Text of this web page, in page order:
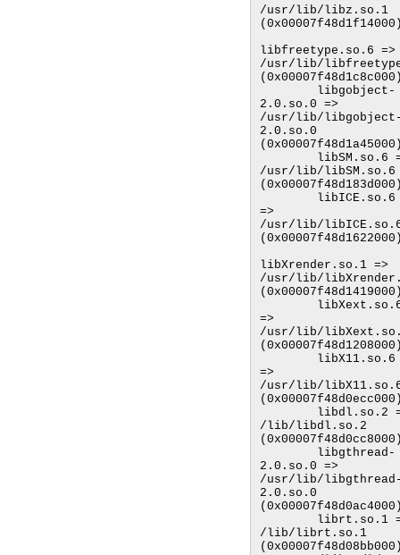
/usr/lib/libz.so.1
libfreetype.so.6 =>
/usr/lib/
2.0.so.0 =>
/usr/lib/
2.0.so.0
/usr/lib/libSM.so.6
=>
/usr/lib/
libXrender.so.1 =>
/usr/lib/
=>
/usr/lib/
=>
/usr/lib/
/lib/libdl.so.2
2.0.so.0 =>
/usr/lib/
2.0.so.0
/lib/librt.so.1